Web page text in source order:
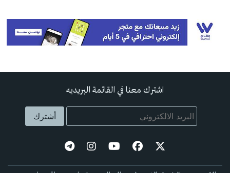
اشترك معنا في القائمة البريديه